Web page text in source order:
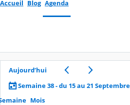
Accueil Blog Agenda
Aujourd’hui
Semaine 38 - du 15 au 21
Mois